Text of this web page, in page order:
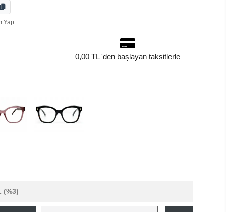
Yap
0,00 TL 'den başlayan taksitlerle
(%3)